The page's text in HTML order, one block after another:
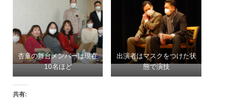
杏童の舞台メンバーは現在
10名ほど
出演者はマスクをつけた状
態で演技
共有: